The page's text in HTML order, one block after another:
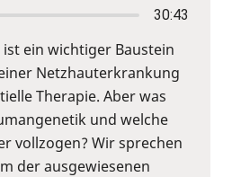
30:43
ein wichtiger Baustein
Netzhauterkrankung
Therapie. Aber was
und welche
vollzogen? Wir sprechen
der ausgewiesenen